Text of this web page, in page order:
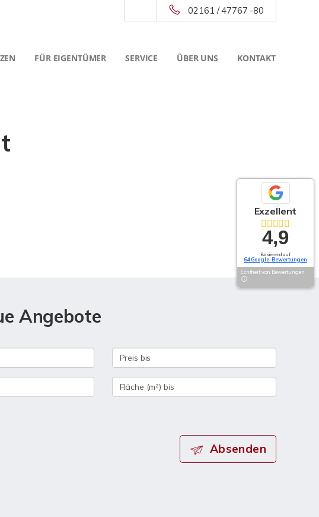
02161 / 47767 -80
FÜR EIGENTÜMER SERVICE ÜBER UNS KONTAKT
Angebote
Absenden
Exzellent
4,9
Basierend auf
64 Google-Bewertungen
Echtheit von Bewertungen